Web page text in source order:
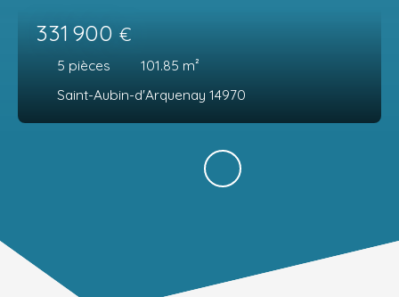
331 900 €
5 pièces 101.85 m²
Saint-Aubin-d'Arquenay 14970